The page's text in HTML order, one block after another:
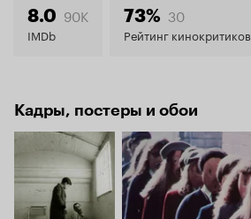
8.1
8.0 90K
IMDb
73% 30
Рейтинг кинокритиков
Кадры, постеры и обои